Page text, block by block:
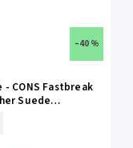
–40 %
- CONS Fastbreak
Suede